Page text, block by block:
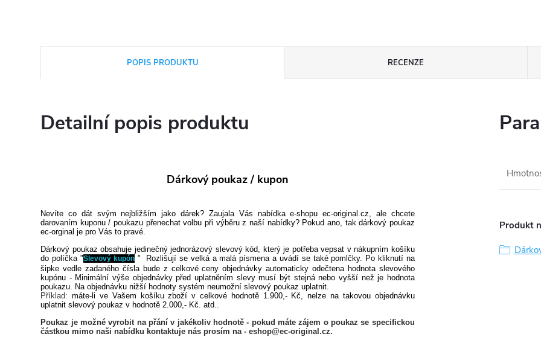
POPIS PRODUKTU RECENZE
Detailní popis produktu
Dárkový poukaz / kupon
Nevíte co dát svým nejbližším jako dárek? Zaujala Vás nabídka e-shopu ec-original.cz, ale chcete
darovaním kuponu / poukazu přenechat volbu při výběru z naší nabídky? Pokud ano, tak dárkový poukaz
ec-orginal je pro Vás to pravé.
Dárkový poukaz obsahuje jedinečný jednorázový slevový kód, který je potřeba vepsat v nákupním košíku
do políčka "Slevový kupón " Rozlišují se velká a malá písmena a uvádí se také pomlčky. Po kliknutí na
šipke vedle zadaného čísla bude z celkové ceny objednávky automaticky odečtena hodnota slevového
kupónu - Minimální výše objednávky před uplatněním slevy musí být stejná nebo vyšší než je hodnota
poukazu. Na objednávku nižší hodnoty systém neumožní slevový poukaz uplatnit.
Příklad: máte-li ve Vašem košíku zboží v celkové hodnotě 1.900,- Kč, nelze na takovou objednávku
uplatnit slevový poukaz v hodnotě 2.000,- Kč. atd..
Poukaz je možné vyrobit na přání v jakékoliv hodnotě - pokud máte zájem o poukaz se specifickou
částkou mimo naši nabídku kontaktuje nás prosím na - eshop@ec-original.cz.
Produkt